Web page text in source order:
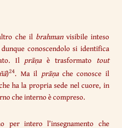
che il brahmanvisibile inteso
conoscendolo si identifica
Il prāṇaè trasformato tout
)24. Ma il prāṇache conosce il
ha la propria sede nel cuore, in
che interno è compreso.
per intero l’insegnamento che